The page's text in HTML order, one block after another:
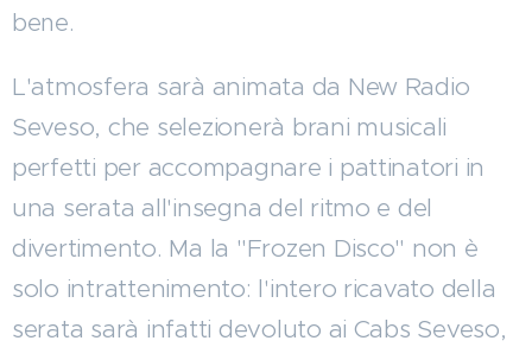
bene.
L'atmosfera sarà animata da New Radio
Seveso, che selezionerà brani musicali
perfetti per accompagnare i pattinatori in
una serata all'insegna del ritmo e del
divertimento. Ma la "Frozen Disco" non è
solo intrattenimento: l'intero ricavato della
serata sarà infatti devoluto ai Cabs Seveso,